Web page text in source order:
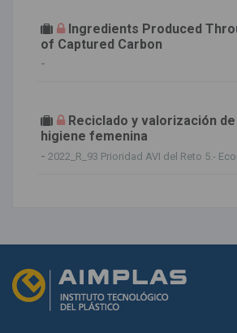
Ingredients Produced
of Captured Carbon
-
Reciclado y valorización
higiene femenina
- 2022_R_93 Prioridad AVI del Reto 5.-